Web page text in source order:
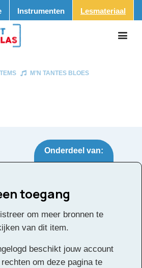
Instrumenten Lesmateriaal
M’N TANTES BLOES
Onderdeel van:
bloes
LinkedIn
Delen
toegang
om meer bronnen te
van dit item.
beschikt jouw account
om deze pagina te